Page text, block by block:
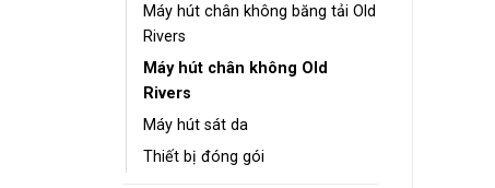
Máy hút chân không băng tải Old
Rivers
Máy hút chân không Old
Rivers
Máy hút sát da
Thiết bị đóng gói